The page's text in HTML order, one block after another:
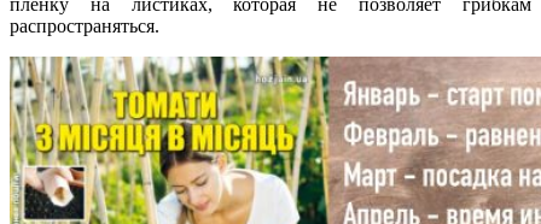
пленку на листиках, которая не позволяет грибкам
распространяться.